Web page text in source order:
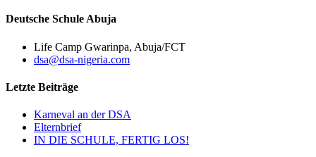
Deutsche Schule Abuja
Life Camp Gwarinpa, Abuja/FCT
dsa@dsa-nigeria.com
Letzte Beiträge
Karneval an der DSA
Elternbrief
IN DIE SCHULE, FERTIG LOS!